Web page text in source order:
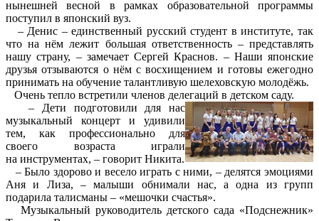
нынешней весной в рамках образовательной программы
поступил в японский вуз.
– Денис – единственный русский студент в институте, так
что на нём лежит большая ответственность – представлять
нашу страну, – замечает Сергей Краснов. – Наши японские
друзья отзываются о нём с восхищением и готовы ежегодно
принимать на обучение талантливую шелеховскую молодёжь.
Очень тепло встретили членов делегаций в детском саду.
– Дети подготовили для нас
музыкальный концерт и удивили
тем, как профессионально для
своего возраста играли
на инструментах, – говорит Никита.
– Было здорово и весело играть с ними, – делятся эмоциями
Аня и Лиза, – малыши обнимали нас, а одна из групп
подарила талисманы – «мешочки счастья».
Музыкальный руководитель детского сада «Подснежник»